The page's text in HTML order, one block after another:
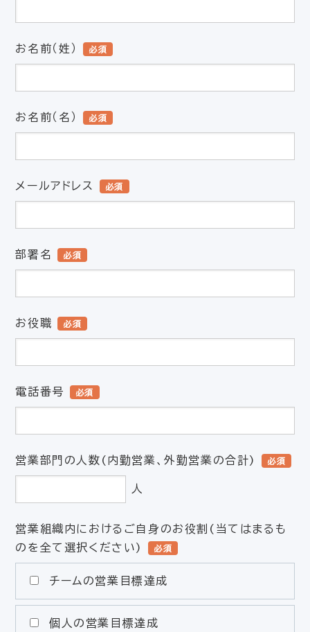
お名前（姓） 必須
お名前（名） 必須
メールアドレス 必須
部署名 必須
お役職 必須
電話番号 必須
営業部門の人数(内勤営業、外勤営業の合計) 必須
人
営業組織内におけるご自身のお役割(当てはまるも
のを全て選択ください)
必須
チームの営業目標達成
個人の営業目標達成